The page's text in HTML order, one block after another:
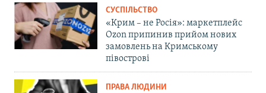
СУСПІЛЬСТВО
«Крим – не Росія»: маркетплейс
Ozon припинив прийом нових
замовлень на Кримському
півострові
ПРАВА ЛЮДИНИ